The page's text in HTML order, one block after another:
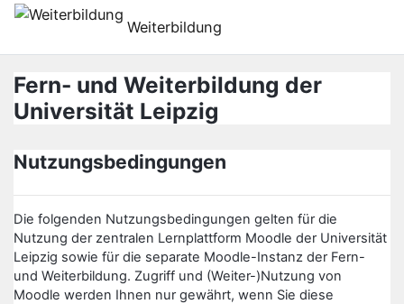
Zum Hauptinhalt
Weiterbildung
Fern- und Weiterbildung der
Universität Leipzig
Nutzungsbedingungen
Die folgenden Nutzungsbedingungen gelten für die
Nutzung der zentralen Lernplattform Moodle der Universität
Leipzig sowie für die separate Moodle-Instanz der Fern-
und Weiterbildung. Zugriff und (Weiter-)Nutzung von
Moodle werden Ihnen nur gewährt, wenn Sie diese